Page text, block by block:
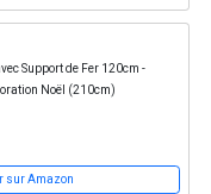
Support de Fer 120cm -
Noël (210cm)
sur Amazon